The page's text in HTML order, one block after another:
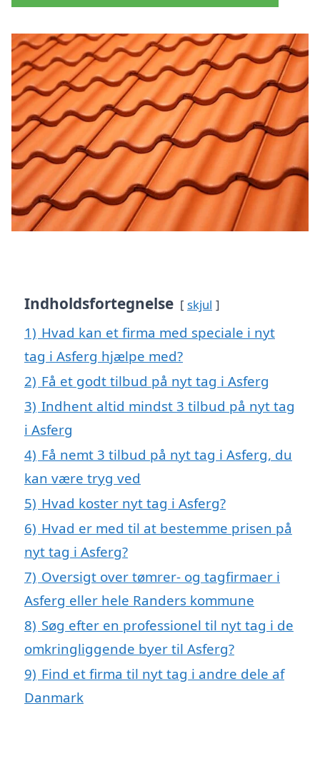
Indholdsfortegnelse skjul
1) Hvad kan et firma med speciale i nyt
tag i Asferg hjælpe med?
2) Få et godt tilbud på nyt tag i Asferg
3) Indhent altid mindst 3 tilbud på nyt tag
i Asferg
4) Få nemt 3 tilbud på nyt tag i Asferg, du
kan være tryg ved
5) Hvad koster nyt tag i Asferg?
6) Hvad er med til at bestemme prisen på
nyt tag i Asferg?
7) Oversigt over tømrer- og tagfirmaer i
Asferg eller hele Randers kommune
8) Søg efter en professionel til nyt tag i de
omkringliggende byer til Asferg?
9) Find et firma til nyt tag i andre dele af
Danmark